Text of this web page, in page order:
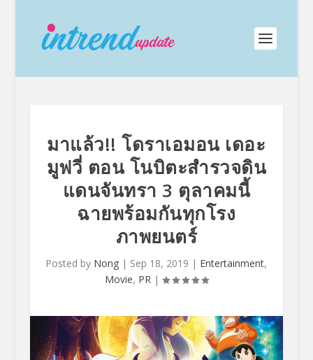
มาแล้ว!! โดราเอมอน เดอะ
มูฟวี่ ตอน โนบิตะสำรวจดิน
แดนจันทรา 3 ตุลาคมนี้
ฉายพร้อมกันทุกโรง
ภาพยนตร์
Posted by Nong | Sep 18, 2019 | Entertainment,
Movie, PR|